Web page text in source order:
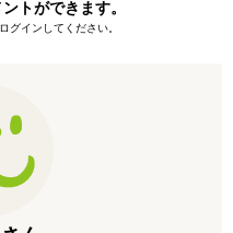
トができます。
グインしてください。